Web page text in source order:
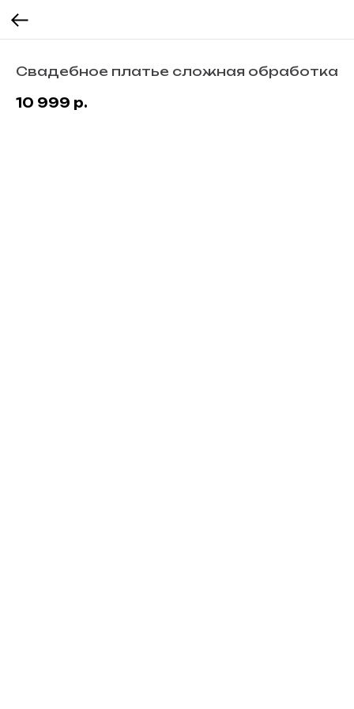
Свадебное платье сложная обработка
10 999 р.